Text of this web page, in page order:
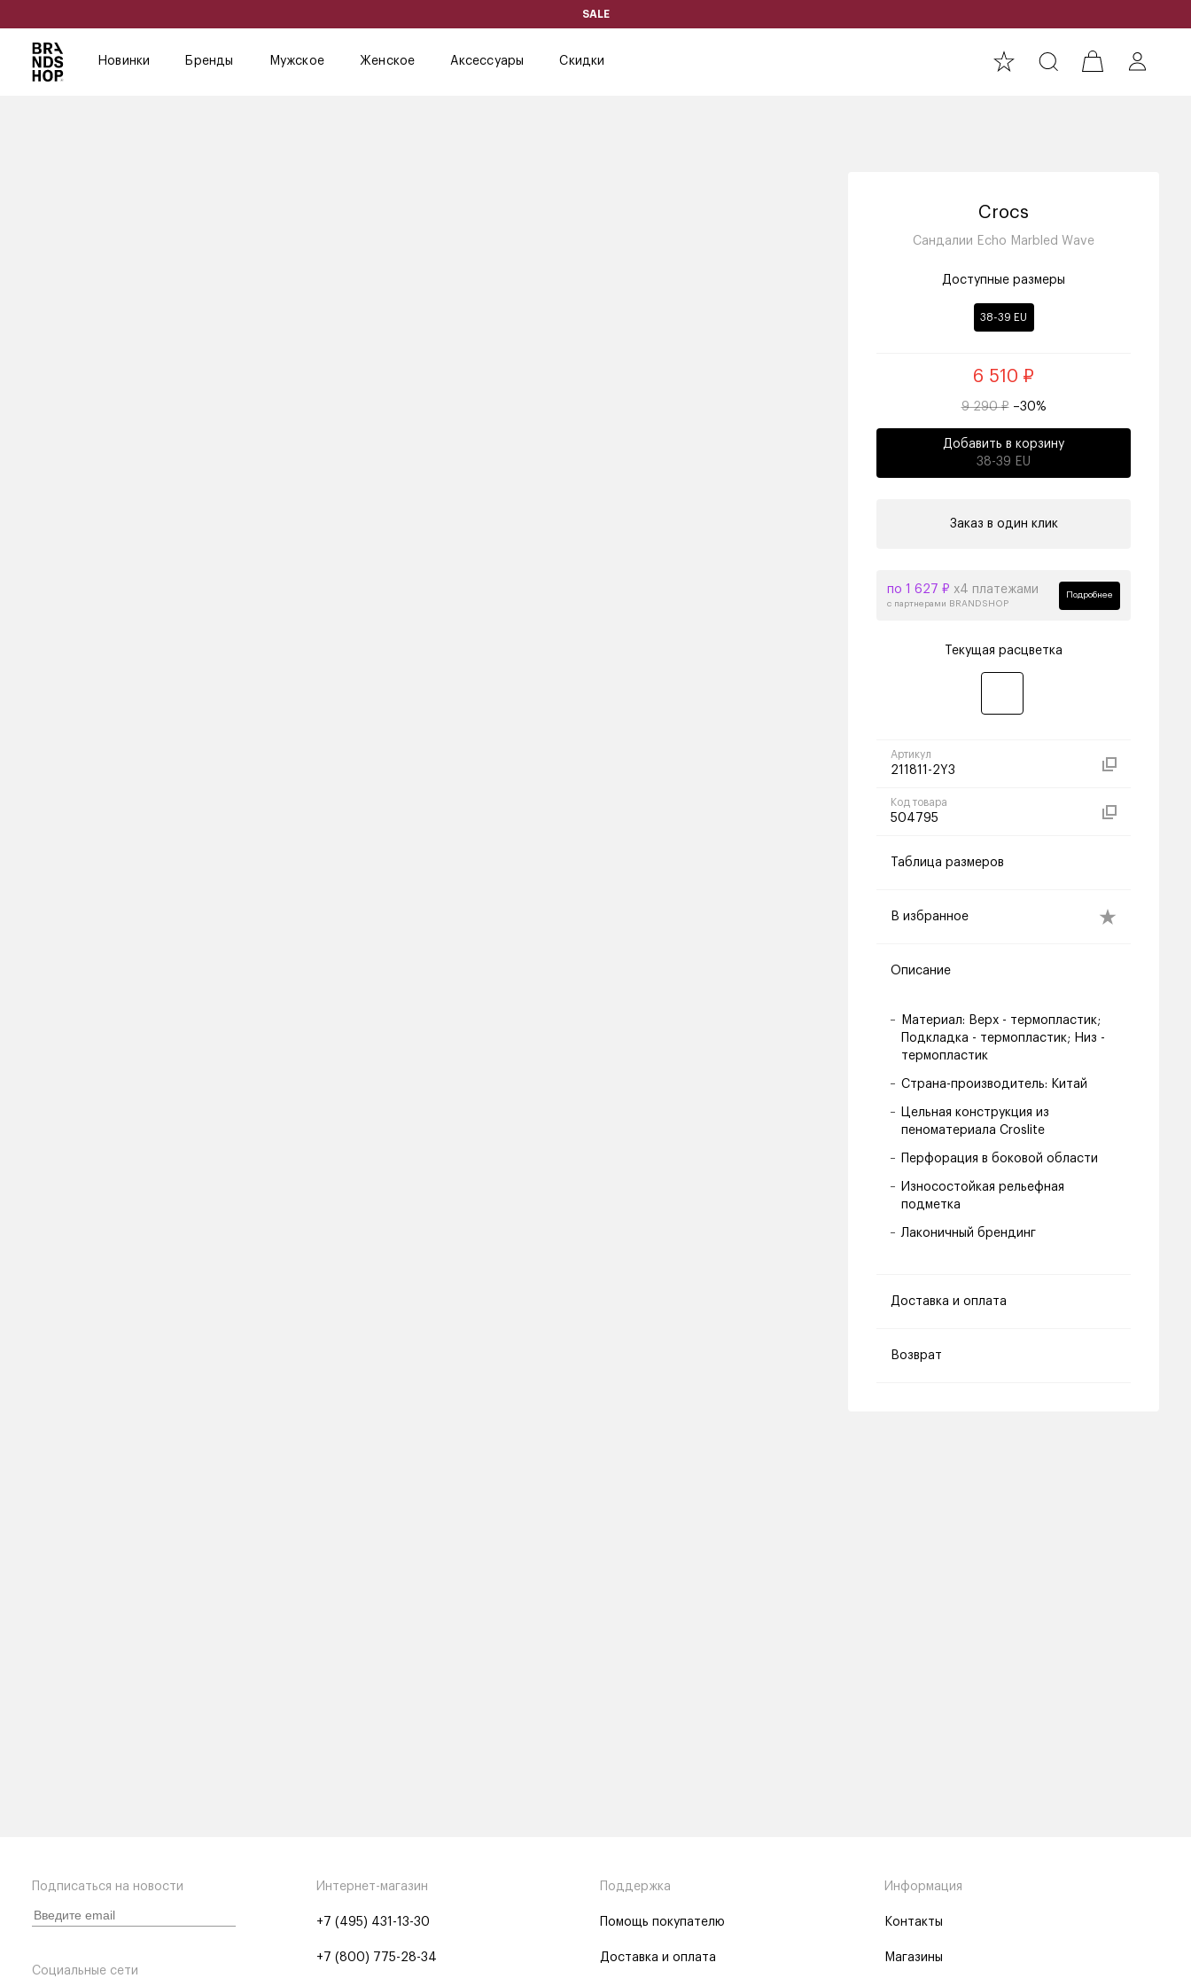
SALE
Новинки Бренды Мужское Женское Аксессуары Скидки
Crocs
Сандалии Echo Marbled Wave
Доступные размеры
38-39 EU
6 510 ₽
9 290 ₽ –30%
Добавить в корзину
38-39 EU
Заказ в один клик
по 1 627 ₽ х4 платежами
с партнерами BRANDSHOP
Подробнее
Текущая расцветка
Артикул
211811-2Y3
Код товара
504795
Таблица размеров
В избранное
Описание
Материал: Верх - термопластик;
Подкладка - термопластик; Низ -
термопластик
Страна-производитель: Китай
Цельная конструкция из
пеноматериала Croslite
Перфорация в боковой области
Износостойкая рельефная
подметка
Лаконичный брендинг
Доставка и оплата
Возврат
Подписаться на новости
Социальные сети
Интернет-магазин
+7 (495) 431-13-30
+7 (800) 775-28-34
Поддержка
Помощь покупателю
Доставка и оплата
Информация
Контакты
Магазины